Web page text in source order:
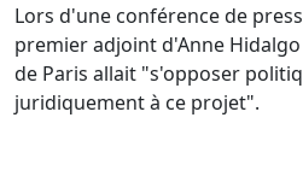
Lors d'une conférence de
premier adjoint d'Anne
de Paris allait "s'opposer
juridiquement à ce projet".